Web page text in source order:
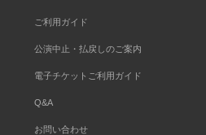
ご利用ガイド
公演中止・払戻しのご案内
電子チケットご利用ガイド
Q&A
お問い合わせ